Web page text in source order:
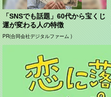
「SNSでも話題」60代から宝くじ
運が変わる人の特徴
PR(合同会社デジタルファーム )